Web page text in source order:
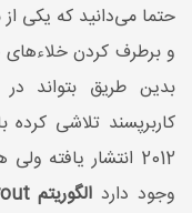
حتما می‌دانید که یکی
و برطرف کردن
بدین طریق بتواند
کاربرپسند تلاشی
2012 انتشار یافته
وجود دارد الگوریتم page layout